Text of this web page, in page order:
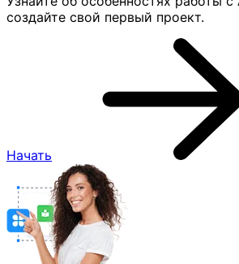
создайте свой первый проект.
Начать